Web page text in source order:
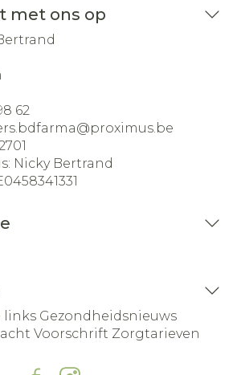
met ons op
62
proximus.be
Nicky Bertrand
links Gezondheidsnieuws
Voorschrift Zorgtarieven